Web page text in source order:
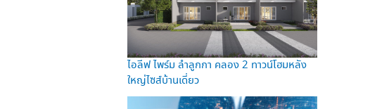
ไอลีฟ ไพร์ม ลำลูกกา คลอง 2 ทาวน์โฮมหลัง
ใหญ่ไซส์บ้านเดี่ยว